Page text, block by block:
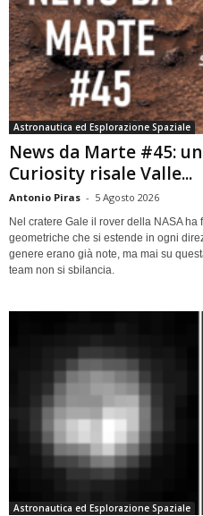
Astronautica ed Esplorazione Spaziale
News da Marte #45:
Curiosity risale Valle...
Antonio Piras - 5 Agosto 2026
Nel cratere Gale il rover della NASA ha
geometriche che si estende in ogni
genere erano già note, ma mai su
team non si sbilancia.
Astronautica ed Esplorazione Spaziale